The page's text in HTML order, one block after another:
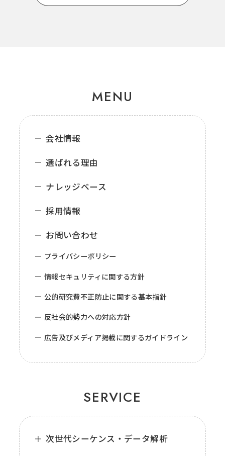
MENU
会社情報
選ばれる理由
ナレッジベース
採用情報
お問い合わせ
プライバシーポリシー
情報セキュリティに関する方針
公的研究費不正防止に関する基本指針
反社会的勢力への対応方針
広告及びメディア掲載に関するガイドライン
SERVICE
次世代シーケンス・データ解析